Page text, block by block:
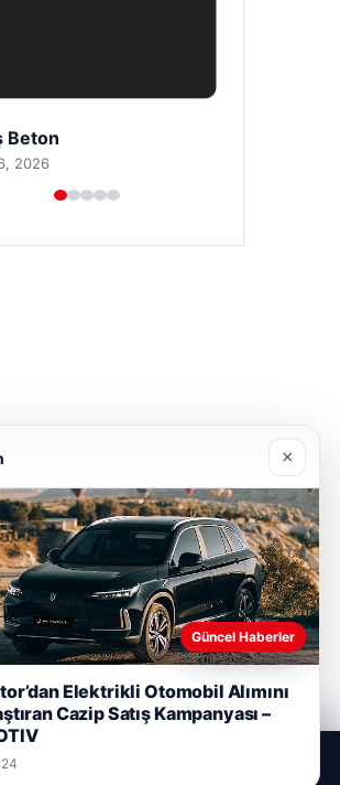
Night Club
2026
×
Güncel Haberler
Elektrikli Otomobil Alımını
Cazip Satış Kampanyası –